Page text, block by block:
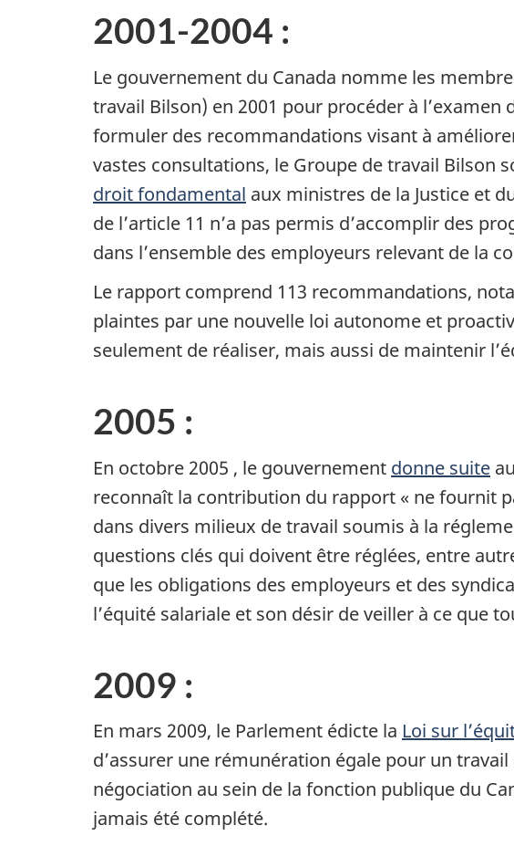
2001-2004 :
Le gouvernement du Canada nomme les
travail Bilson) en 2001 pour procéder à l’examen
formuler des recommandations visant à
vastes consultations, le Groupe de travail Bilson
droit fondamental aux ministres de la Justice et
de l’article 11 n’a pas permis d’accomplir des
dans l’ensemble des employeurs relevant de la
Le rapport comprend 113 recommandations,
plaintes par une nouvelle loi autonome et
seulement de réaliser, mais aussi de maintenir
2005 :
En octobre 2005 , le gouvernement donne suite
reconnaît la contribution du rapport « ne fournit
dans divers milieux de travail soumis à la
questions clés qui doivent être réglées, entre
que les obligations des employeurs et des
l’équité salariale et son désir de veiller à ce que
2009 :
En mars 2009, le Parlement édicte la Loi sur
d’assurer une rémunération égale pour un
négociation au sein de la fonction publique du
jamais été complété.